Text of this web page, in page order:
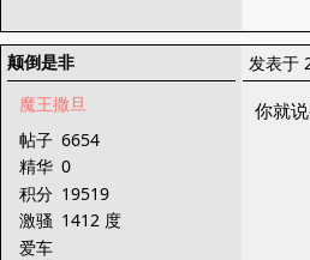
颠倒是非
魔王撒旦
帖子 6654
精华 0
积分 19519
激骚 1412 度
爱车
发表于
你就